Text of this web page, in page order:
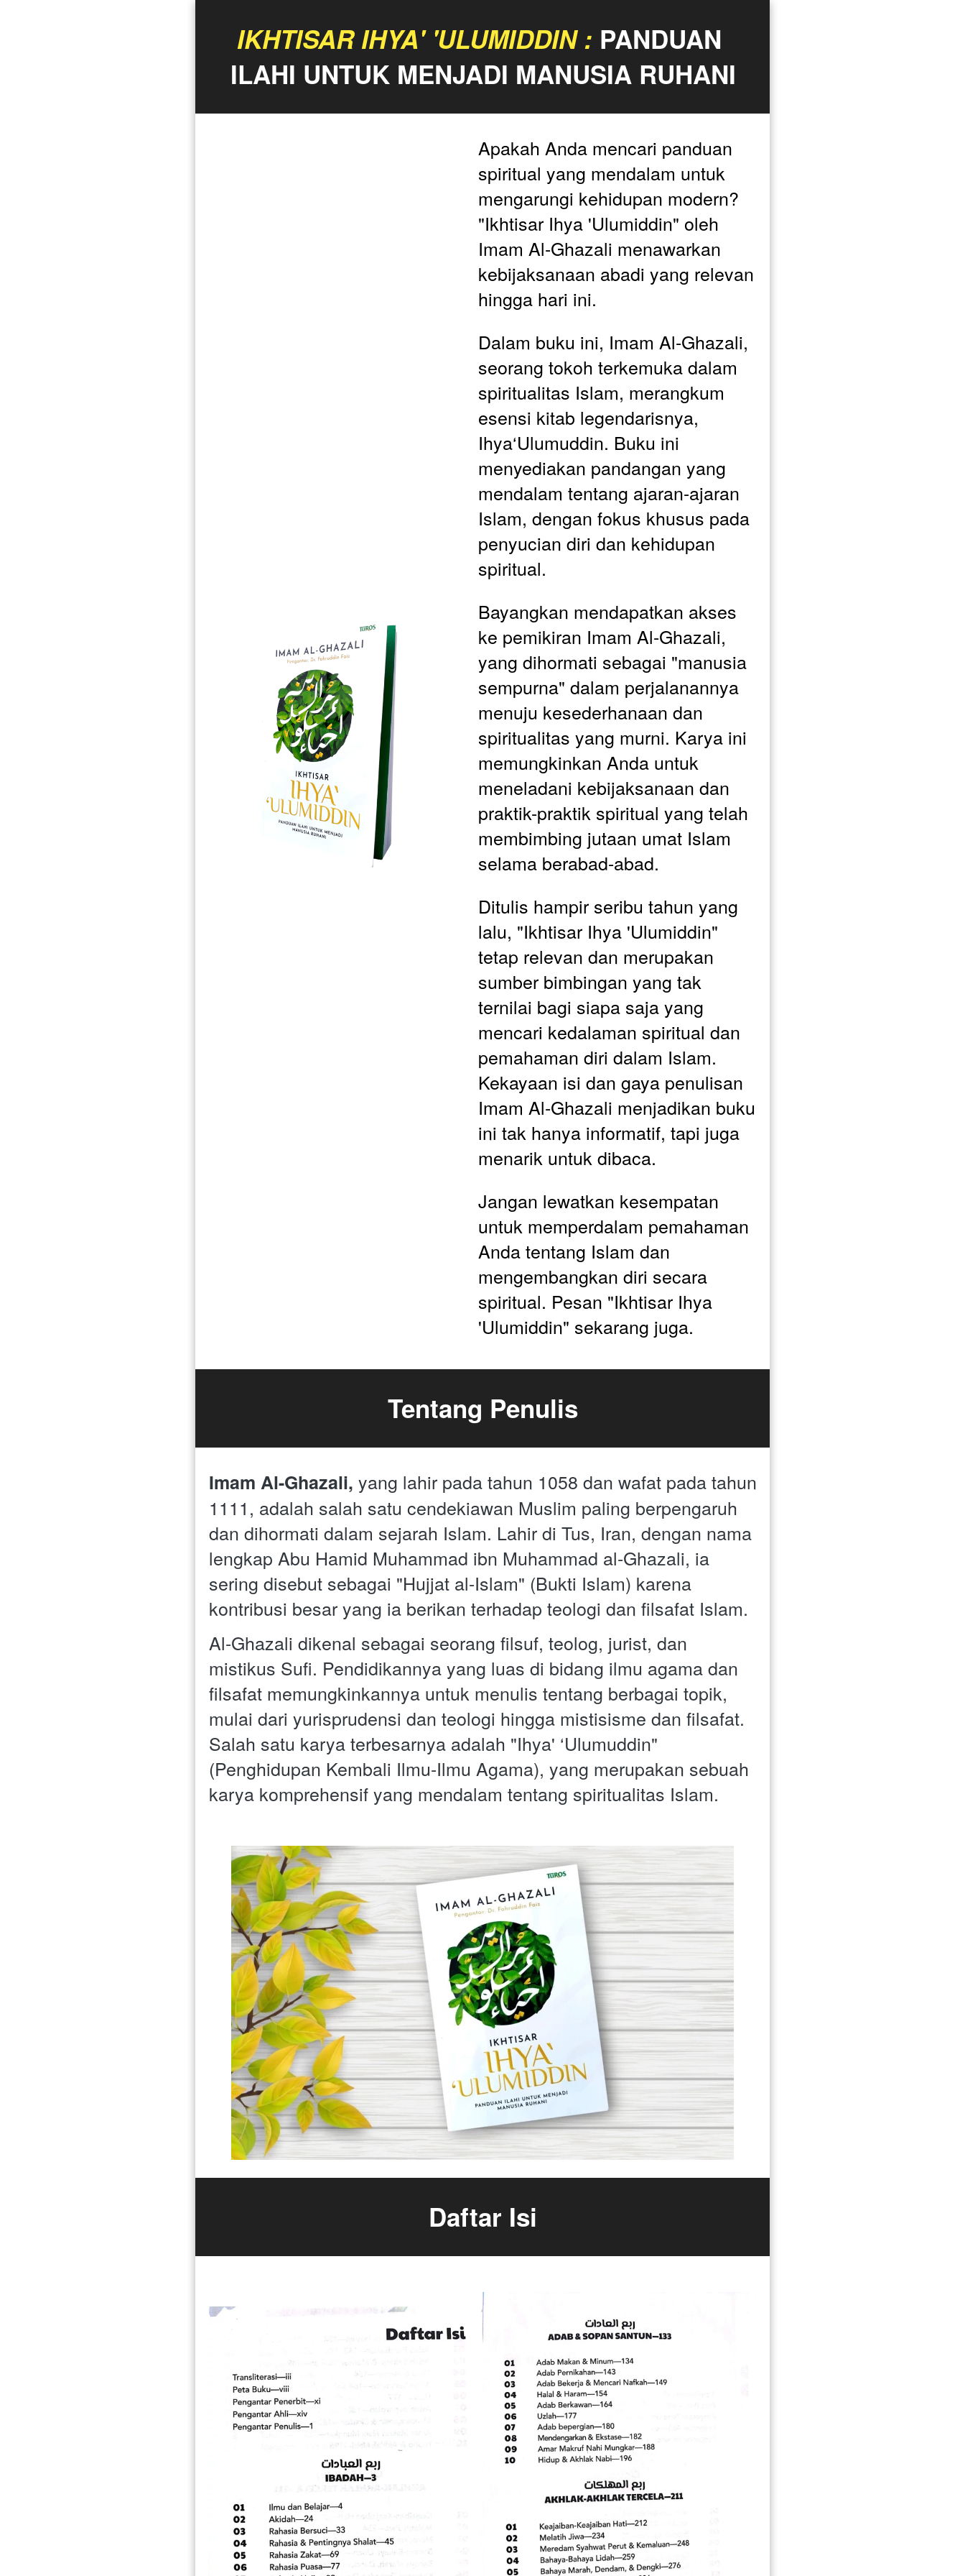
IKHTISAR IHYA' 'ULUMIDDIN : PANDUAN
ILAHI UNTUK MENJADI MANUSIA RUHANI
Apakah Anda mencari panduan
spiritual yang mendalam untuk
mengarungi kehidupan modern?
"Ikhtisar Ihya 'Ulumiddin" oleh
Imam Al-Ghazali menawarkan
kebijaksanaan abadi yang relevan
hingga hari ini.
Dalam buku ini, Imam Al-Ghazali,
seorang tokoh terkemuka dalam
spiritualitas Islam, merangkum
esensi kitab legendarisnya,
Ihya‘Ulumuddin. Buku ini
menyediakan pandangan yang
mendalam tentang ajaran-ajaran
Islam, dengan fokus khusus pada
penyucian diri dan kehidupan
spiritual.
Bayangkan mendapatkan akses
ke pemikiran Imam Al-Ghazali,
yang dihormati sebagai "manusia
sempurna" dalam perjalanannya
menuju kesederhanaan dan
spiritualitas yang murni. Karya ini
memungkinkan Anda untuk
meneladani kebijaksanaan dan
praktik-praktik spiritual yang telah
membimbing jutaan umat Islam
selama berabad-abad.
Ditulis hampir seribu tahun yang
lalu, "Ikhtisar Ihya 'Ulumiddin"
tetap relevan dan merupakan
sumber bimbingan yang tak
ternilai bagi siapa saja yang
mencari kedalaman spiritual dan
pemahaman diri dalam Islam.
Kekayaan isi dan gaya penulisan
Imam Al-Ghazali menjadikan buku
ini tak hanya informatif, tapi juga
menarik untuk dibaca.
Jangan lewatkan kesempatan
untuk memperdalam pemahaman
Anda tentang Islam dan
mengembangkan diri secara
spiritual. Pesan "Ikhtisar Ihya
'Ulumiddin" sekarang juga.
Tentang Penulis
Imam Al-Ghazali, yang lahir pada tahun 1058 dan wafat pada tahun
1111, adalah salah satu cendekiawan Muslim paling berpengaruh
dan dihormati dalam sejarah Islam. Lahir di Tus, Iran, dengan nama
lengkap Abu Hamid Muhammad ibn Muhammad al-Ghazali, ia
sering disebut sebagai "Hujjat al-Islam" (Bukti Islam) karena
kontribusi besar yang ia berikan terhadap teologi dan filsafat Islam.
Al-Ghazali dikenal sebagai seorang filsuf, teolog, jurist, dan
mistikus Sufi. Pendidikannya yang luas di bidang ilmu agama dan
filsafat memungkinkannya untuk menulis tentang berbagai topik,
mulai dari yurisprudensi dan teologi hingga mistisisme dan filsafat.
Salah satu karya terbesarnya adalah "Ihya' ‘Ulumuddin"
(Penghidupan Kembali Ilmu-Ilmu Agama), yang merupakan sebuah
karya komprehensif yang mendalam tentang spiritualitas Islam.
Daftar Isi